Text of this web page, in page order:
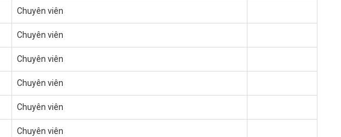
Chuyên viên
Chuyên viên
Chuyên viên
Chuyên viên
Chuyên viên
Chuyên viên